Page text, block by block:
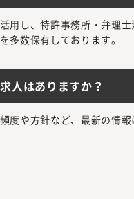
用し、特許事務所・弁理
多数保有しております。
人はありますか？
度や方針など、最新の情